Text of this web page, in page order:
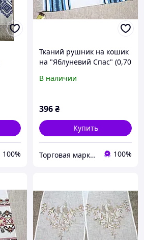
100%
Тканий рушник на кошик
на "Яблуневий Спас" (0,70
В наличии
396₴
Купить
Торговая марка "Світ вишивки" Рівненський виробник вишитих виробів 100%